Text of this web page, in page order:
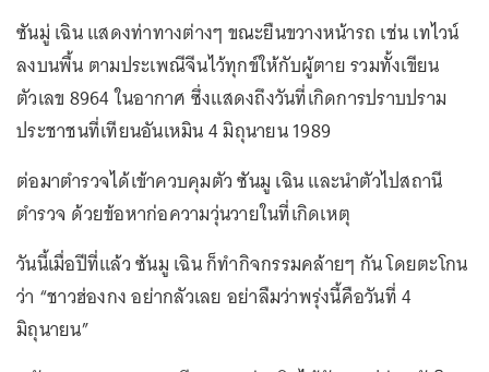
ซันมู่ เฉิน แสดงท่าทางต่างๆ ขณะยืนขวางหน้ารถ เช่น เทไวน์
ลงบนพื้น ตามประเพณีจีนไว้ทุกข์ให้กับผู้ตาย รวมทั้งเขียน
ตัวเลข 8964 ในอากาศ ซึ่งแสดงถึงวันที่เกิดการปราบปราม
ประชาชนที่เทียนอันเหมิน 4 มิถุนายน 1989
ต่อมาตำรวจได้เข้าควบคุมตัว ซันมู เฉิน และนำตัวไปสถานี
ตำรวจ ด้วยข้อหาก่อความวุ่นวายในที่เกิดเหตุ
วันนี้เมื่อปีที่แล้ว ซันมู เฉิน ก็ทำกิจกรรมคล้ายๆ กัน โดยตะโกน
ว่า “ชาวฮ่องกง อย่ากลัวเลย อย่าลืมว่าพรุ่งนี้คือวันที่ 4
มิถุนายน”